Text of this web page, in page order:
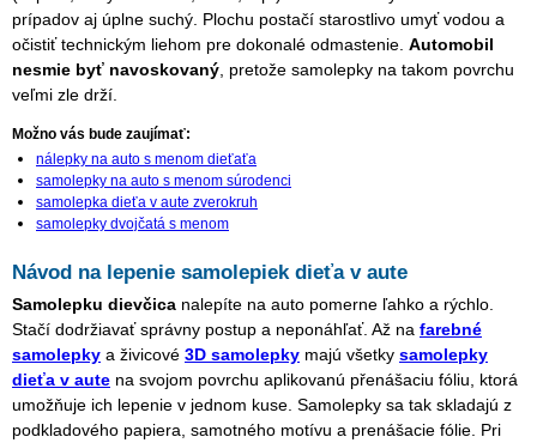
prípadov aj úplne suchý. Plochu postačí starostlivo umyť vodou a
očistiť technickým liehom pre dokonalé odmastenie. Automobil
nesmie byť navoskovaný , pretože samolepky na takom povrchu
veľmi zle drží.
Možno vás bude zaujímať:
nálepky na auto s menom dieťaťa
samolepky na auto s menom súrodenci
samolepka dieťa v aute zverokruh
samolepky dvojčatá s menom
Návod na lepenie samolepiek dieťa v aute
Samolepku dievčica nalepíte na auto pomerne ľahko a rýchlo.
Stačí dodržiavať správny postup a neponáhľať. Až na farebné
samolepky a živicové 3D samolepky majú všetky samolepky
dieťa v aute na svojom povrchu aplikovanú přenášaciu fóliu, ktorá
umožňuje ich lepenie v jednom kuse. Samolepky sa tak skladajú z
podkladového papiera, samotného motívu a prenášacie fólie. Pri